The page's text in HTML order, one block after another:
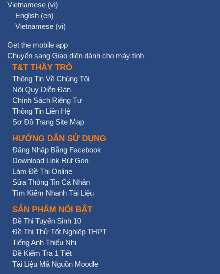
Vietnamese ‎(vi)‎
English ‎(en)‎
Vietnamese ‎(vi)‎
Get the mobile app
Chuyển sang Giao diện dành cho máy tính
T&T THẦY TRÒ
Thông Tin Về Chúng Tôi
Nội Quy Diễn Đàn
Chính Sách Riêng Tư
Thông Tin Liên Hệ
Sơ Đồ Trang Site Map
HƯỚNG DẪN SỬ DỤNG
Đăng Nhập Bằng Facebook
Download Link Rút Gọn
Làm Đề Thi Online
Sửa Thông Tin Cá Nhân
Tìm Kiếm Nhanh Tài Liệu
SẢN PHẨM NỔI BẬT
Đề Thi Tuyển Sinh 10
Đề Thi Thử Tốt Nghiệp THPT
Tiếng Anh Thiếu Nhi
Đề Kiểm Tra 1 Tiết
Tài Liệu Mã Nguồn Moodle